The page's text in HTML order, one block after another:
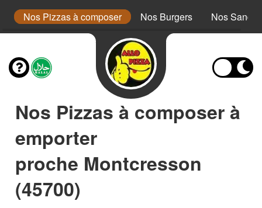
Nos Pizzas à composer Nos Burgers Nos
Nos Pizzas à composer à
emporter
proche Montcresson
(45700)